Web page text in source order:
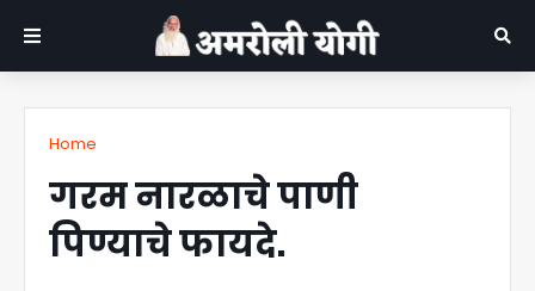
Home
गरम नारळाचे पाणी
पिण्याचे फायदे.